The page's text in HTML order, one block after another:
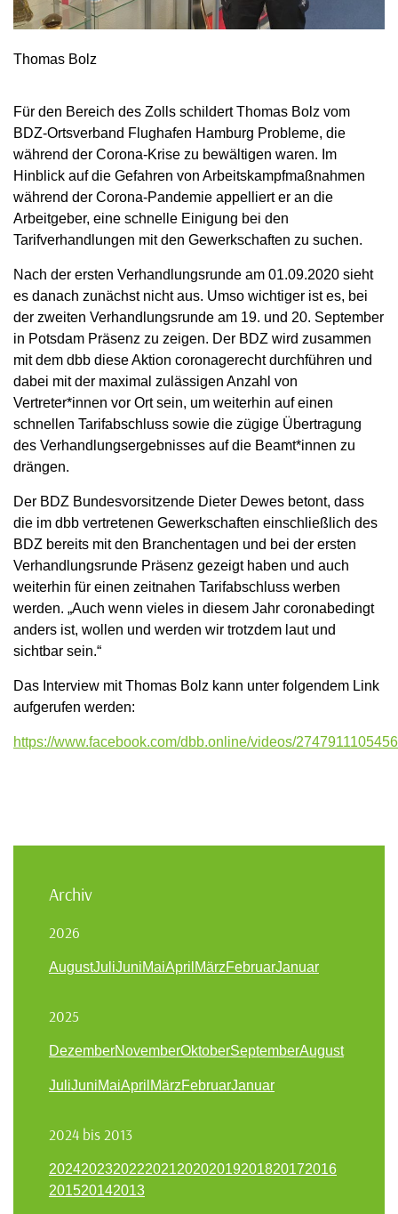
Thomas Bolz
Für den Bereich des Zolls schildert Thomas Bolz vom
BDZ-Ortsverband Flughafen Hamburg Probleme, die
während der Corona-Krise zu bewältigen waren. Im
Hinblick auf die Gefahren von Arbeitskampfmaßnahmen
während der Corona-Pandemie appelliert er an die
Arbeitgeber, eine schnelle Einigung bei den
Tarifverhandlungen mit den Gewerkschaften zu suchen.
Nach der ersten Verhandlungsrunde am 01.09.2020 sieht
es danach zunächst nicht aus. Umso wichtiger ist es, bei
der zweiten Verhandlungsrunde am 19. und 20. September
in Potsdam Präsenz zu zeigen. Der BDZ wird zusammen
mit dem dbb diese Aktion coronagerecht durchführen und
dabei mit der maximal zulässigen Anzahl von
Vertreter*innen vor Ort sein, um weiterhin auf einen
schnellen Tarifabschluss sowie die zügige Übertragung
des Verhandlungsergebnisses auf die Beamt*innen zu
drängen.
Der BDZ Bundesvorsitzende Dieter Dewes betont, dass
die im dbb vertretenen Gewerkschaften einschließlich des
BDZ bereits mit den Branchentagen und bei der ersten
Verhandlungsrunde Präsenz gezeigt haben und auch
weiterhin für einen zeitnahen Tarifabschluss werben
werden. „Auch wenn vieles in diesem Jahr coronabedingt
anders ist, wollen und werden wir trotzdem laut und
sichtbar sein.“
Das Interview mit Thomas Bolz kann unter folgendem Link
aufgerufen werden:
https://www.facebook.com/dbb.online/videos/
Archiv
2026
AugustJuliJuniMaiApril MärzFebruarJanuar
2025
DezemberNovemberOktoberSeptemberAugust
JuliJuniMaiApril MärzFebruarJanuar
2024 bis 2013
202420232022202120202019201820172016
201520142013